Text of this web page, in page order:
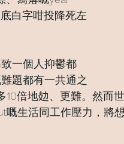
白字咁投降死左
一個人抑鬱都
題都有一共通之
倍地攰、更難。然而
生活同工作壓力，將